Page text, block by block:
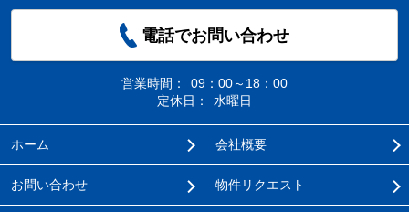
電話でお問い合わせ
営業時間：
09：00～18：00
定休日：
水曜日
ホーム 会社概要
お問い合わせ 物件リクエスト